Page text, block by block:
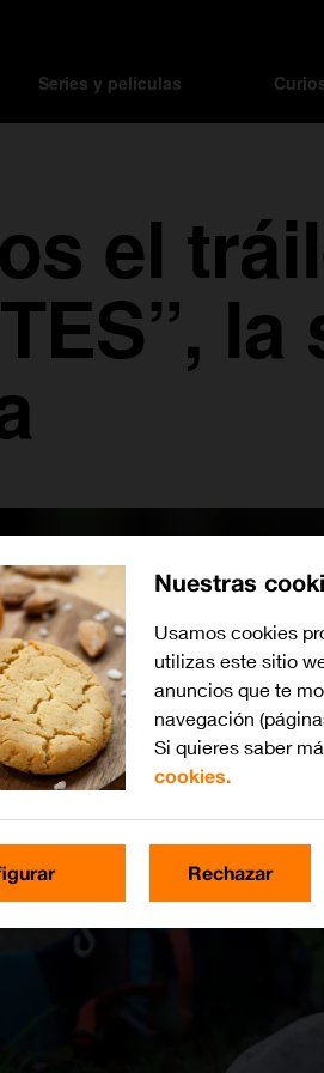
Series y películas
el
Nuestras
Usamos cookies
utilizas este sitio
anuncios que te
navegación
Si quieres saber
cookies.
Rechazar